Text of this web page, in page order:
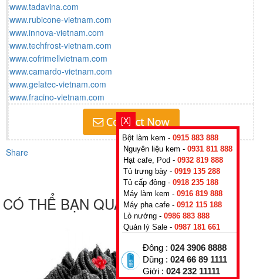
www.tadavina.com
www.rubicone-vietnam.com
www.innova-vietnam.com
www.techfrost-vietnam.com
www.cofrimellvietnam.com
www.camardo-vietnam.com
www.gelatec-vietnam.com
www.fracino-vietnam.com
Share
CÓ THỂ BẠN QUAN TÂM
[X]
Bột làm kem - 0915 883 888
Nguyên liệu kem - 0931 811 888
Hạt cafe, Pod - 0932 819 888
Tủ trưng bày - 0919 135 288
Tủ cấp đông - 0918 235 188
Máy làm kem - 0916 819 888
Máy pha cafe - 0912 115 188
Lò nướng - 0986 883 888
Quản lý Sale - 0987 181 661
Đông : 024 3906 8888
Dũng : 024 66 89 1111
Giới : 024 232 11111